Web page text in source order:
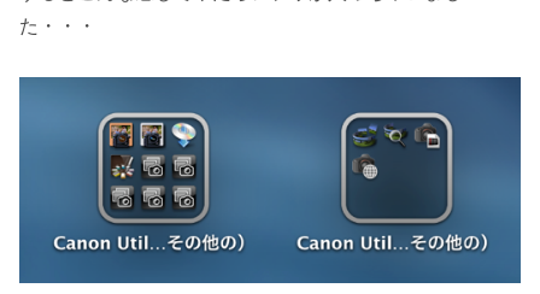
た・・・